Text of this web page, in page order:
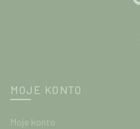
MOJE KONTO
Moje konto